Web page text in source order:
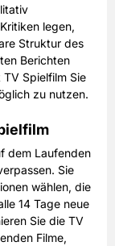
legen,
Struktur des
Berichten
Spielfilm Sie
zu nutzen.
dem Laufenden
Sie
wählen, die
14 Tage neue
Sie die TV
Filme,